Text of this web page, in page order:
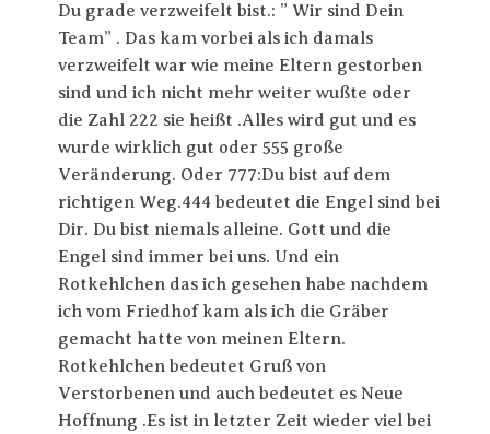
Du grade verzweifelt bist.: ” Wir sind Dein
Team” . Das kam vorbei als ich damals
verzweifelt war wie meine Eltern gestorben
sind und ich nicht mehr weiter wußte oder
die Zahl 222 sie heißt .Alles wird gut und es
wurde wirklich gut oder 555 große
Veränderung. Oder 777:Du bist auf dem
richtigen Weg.444 bedeutet die Engel sind bei
Dir. Du bist niemals alleine. Gott und die
Engel sind immer bei uns. Und ein
Rotkehlchen das ich gesehen habe nachdem
ich vom Friedhof kam als ich die Gräber
gemacht hatte von meinen Eltern.
Rotkehlchen bedeutet Gruß von
Verstorbenen und auch bedeutet es Neue
Hoffnung .Es ist in letzter Zeit wieder viel bei